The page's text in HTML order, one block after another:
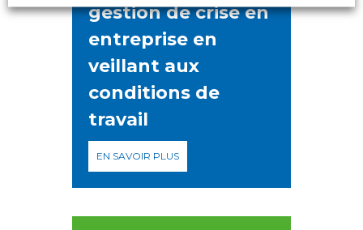
gestion de crise en
entreprise en
veillant aux
conditions de
travail
EN SAVOIR PLUS